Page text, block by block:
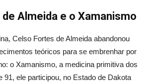
Almeida e o Xamanismo
Celso Fortes de Almeida abandonou
teóricos para se embrenhar por
o Xamanismo, a medicina primitiva dos
91, ele participou, no Estado de Dakota